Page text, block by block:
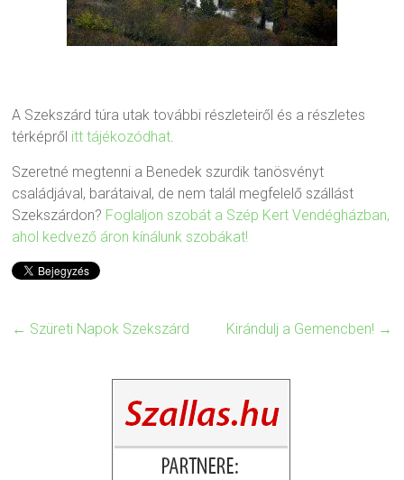
A Szekszárd túra utak további részleteiről és a részletes
térképről itt tájékozódhat.
Szeretné megtenni a Benedek szurdik tanösvényt
családjával, barátaival, de nem talál megfelelő szállást
Szekszárdon? Foglaljon szobát a Szép Kert Vendégházban,
ahol kedvező áron kínálunk szobákat!
← Szüreti Napok Szekszárd Kirándulj a Gemencben! →